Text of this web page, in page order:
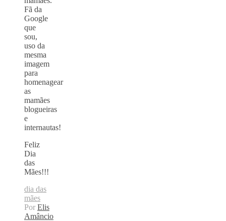
Fã da
Google
que
sou,
uso da
mesma
imagem
para
homenagear
as
mamães
blogueiras
e
internautas!
Feliz
Dia
das
Mães!!!
dia das
mães
Por Elis
Amâncio